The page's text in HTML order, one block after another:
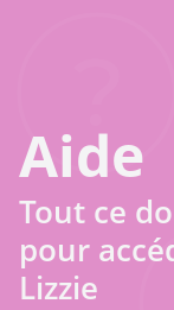
Aide
Tout ce
pour
Lizzie